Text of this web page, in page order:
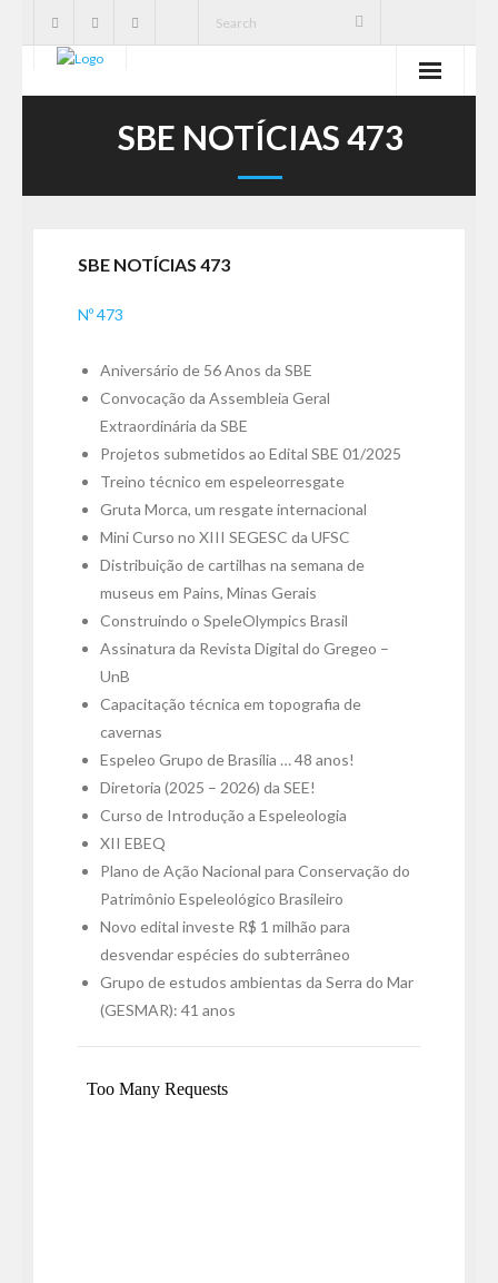
Notícias
Ações
Serviços
SBE NOTÍCIAS 473
SBE NOTÍCIAS 473
Nº 473
Aniversário de 56 Anos da SBE
Convocação da Assembleia Geral
Extraordinária da SBE
Projetos submetidos ao Edital SBE 01/2025
Treino técnico em espeleorresgate
Gruta Morca, um resgate internacional
Mini Curso no XIII SEGESC da UFSC
Distribuição de cartilhas na semana de
museus em Pains, Minas Gerais
Construindo o SpeleOlympics Brasil
Assinatura da Revista Digital do Gregeo –
UnB
Capacitação técnica em topografia de
cavernas
Espeleo Grupo de Brasília … 48 anos!
Diretoria (2025 – 2026) da SEE!
Curso de Introdução a Espeleologia
XII EBEQ
Plano de Ação Nacional para Conservação do
Patrimônio Espeleológico Brasileiro
Novo edital investe R$ 1 milhão para
desvendar espécies do subterrâneo
Grupo de estudos ambientas da Serra do Mar
(GESMAR): 41 anos